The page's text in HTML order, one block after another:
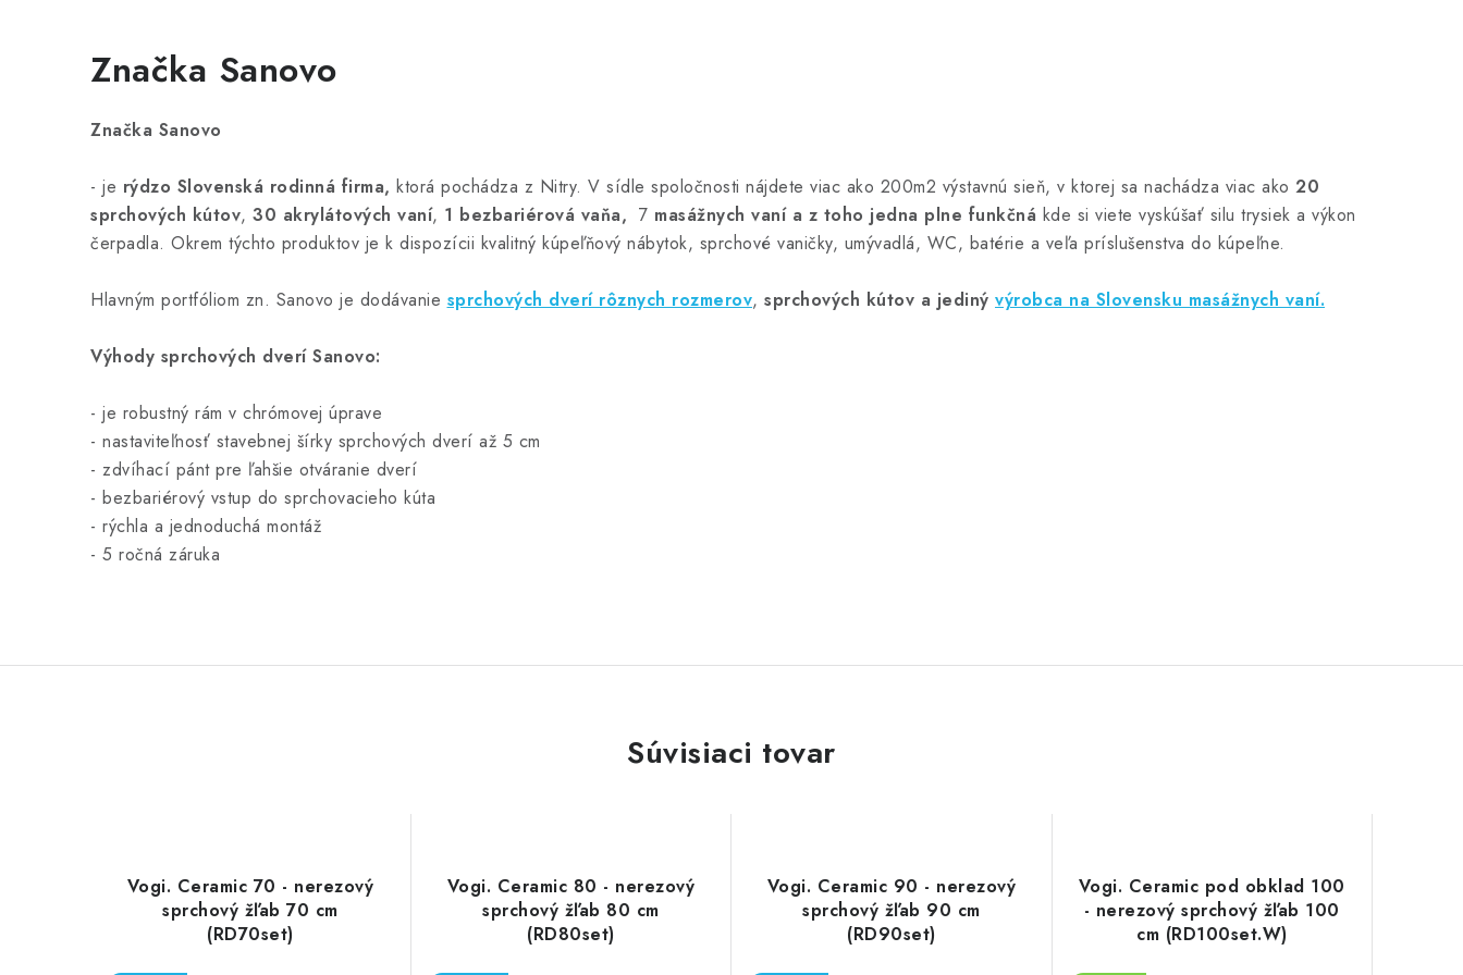
Značka Sanovo
Značka Sanovo
- je rýdzo Slovenská rodinná firma, ktorá pochádza z Nitry. V sídle spoločnosti nájdete viac ako 200m2 výstavnú sieň, v ktorej sa nachádza viac ako 20
sprchových kútov, 30 akrylátových vaní, 1 bezbariérová vaňa, 7 masážnych vaní a z toho jedna plne funkčná kde si viete vyskúšať silu trysiek a výkon
čerpadla. Okrem týchto produktov je k dispozícii kvalitný kúpeľňový nábytok, sprchové vaničky, umývadlá, WC, batérie a veľa príslušenstva do kúpeľne.
Hlavným portfóliom zn. Sanovo je dodávanie sprchových dverí rôznych rozmerov, sprchových kútov a jediný výrobca na Slovensku masážnych vaní.
Výhody sprchových dverí Sanovo:
- je robustný rám v chrómovej úprave
- nastaviteľnosť stavebnej šírky sprchových dverí až 5 cm
- zdvíhací pánt pre ľahšie otváranie dverí
- bezbariérový vstup do sprchovacieho kúta
- rýchla a jednoduchá montáž
- 5 ročná záruka
Súvisiaci tovar
Vogi. Ceramic 70 - nerezový
sprchový žľab 70 cm
(RD70set)
Vogi. Ceramic 80 - nerezový
sprchový žľab 80 cm
(RD80set)
Vogi. Ceramic 90 - nerezový
sprchový žľab 90 cm
(RD90set)
Vogi. Ceramic pod obklad 100
- nerezový sprchový žľab 100
cm (RD100set.W)